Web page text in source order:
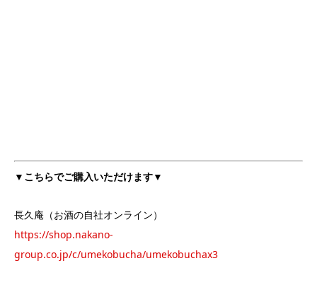
▼こちらでご購入いただけます▼
長久庵（お酒の自社オンライン）
https://shop.nakano-
group.co.jp/c/umekobucha/umekobuchax3